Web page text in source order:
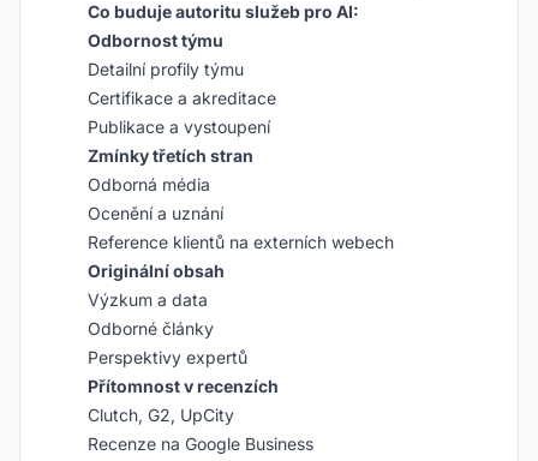
Co buduje autoritu služeb pro AI:
Odbornost týmu
Detailní profily týmu
Certifikace a akreditace
Publikace a vystoupení
Zmínky třetích stran
Odborná média
Ocenění a uznání
Reference klientů na externích webech
Originální obsah
Výzkum a data
Odborné články
Perspektivy expertů
Přítomnost v recenzích
Clutch, G2, UpCity
Recenze na Google Business